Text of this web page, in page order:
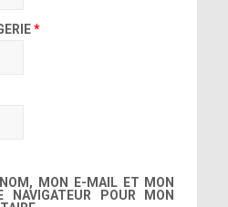
*
NOM, MON E-MAIL ET MON
POUR MON